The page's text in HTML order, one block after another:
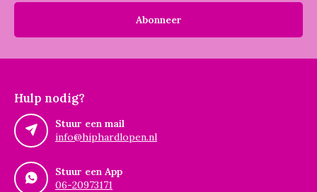
Abonneer
Hulp nodig?
Stuur een mail
info@hiphardlopen.nl
Stuur een App
06-20973171